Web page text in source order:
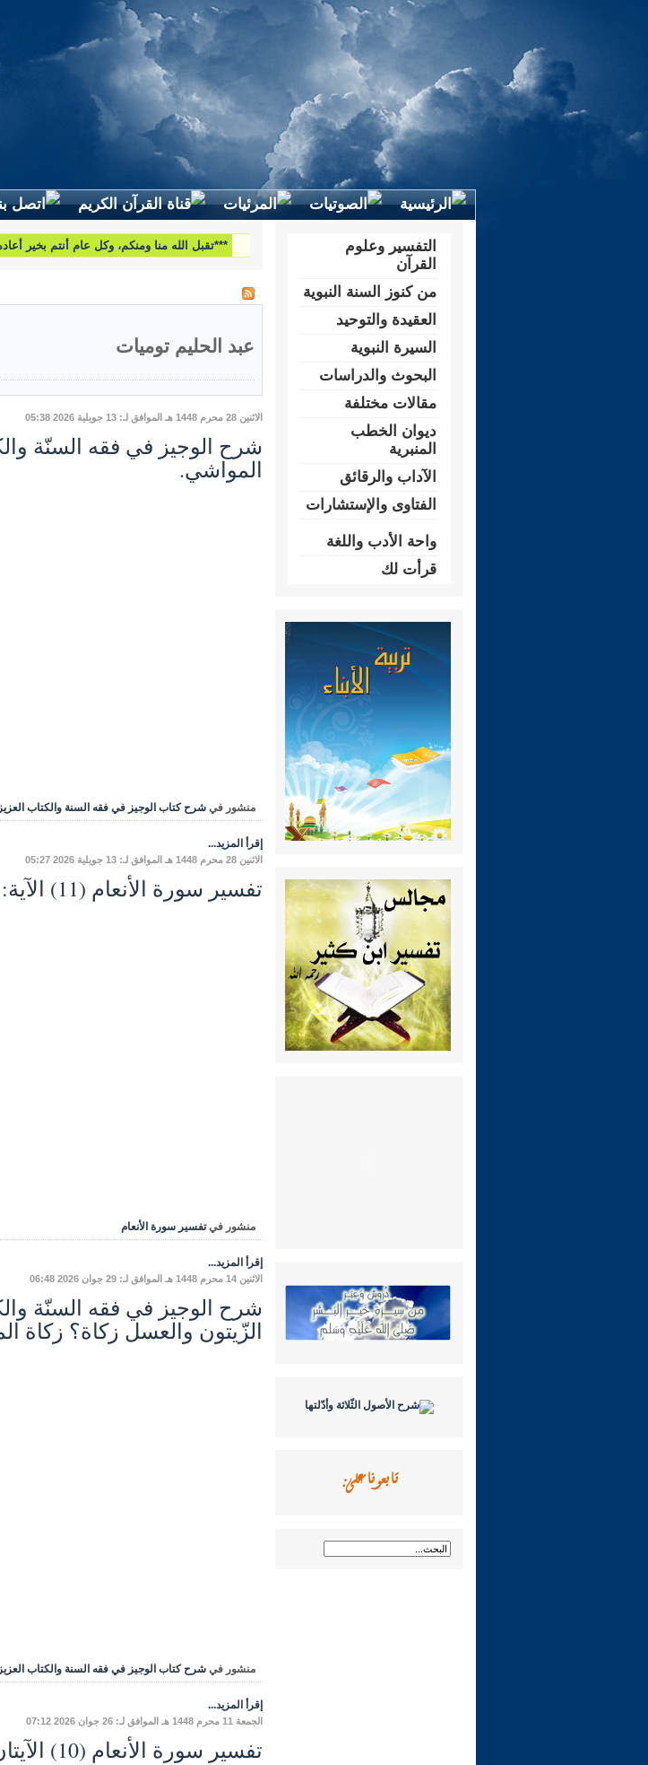
لطرح استفساراتكم وأسئلتكم واقتراحاتكم
عبد الحليم توميات
الاثنين 28 محرم 1448 هـ الموافق لـ: 13 جويلية 2026 05:38
المواشي.
منشور في شرح كتاب الوجيز في فقه السنة والكتاب العزيز
إقرأ المزيد...
الاثنين 28 محرم 1448 هـ الموافق لـ: 13 جويلية 2026 05:27
تفسير سورة الأنعام (11) الآية: 8
منشور في تفسير سورة الأنعام
إقرأ المزيد...
الاثنين 14 محرم 1448 هـ الموافق لـ: 29 جوان 2026 06:48
الزّيتون والعسل زكاة؟ زكاة
منشور في شرح كتاب الوجيز في فقه السنة والكتاب العزيز
إقرأ المزيد...
الجمعة 11 محرم 1448 هـ الموافق لـ: 26 جوان 2026 07:12
تفسير سورة الأنعام (10) الآيتان: 7 و8
التفسير وعلوم
القرآن
من كنوز السنة النبوية
العقيدة والتوحيد
السيرة النبوية
البحوث والدراسات
مقالات مختلفة
ديوان الخطب
المنبرية
الآداب والرقائق
الفتاوى والإستشارات
واحة الأدب واللغة
قرأت لك
تابعونا على: